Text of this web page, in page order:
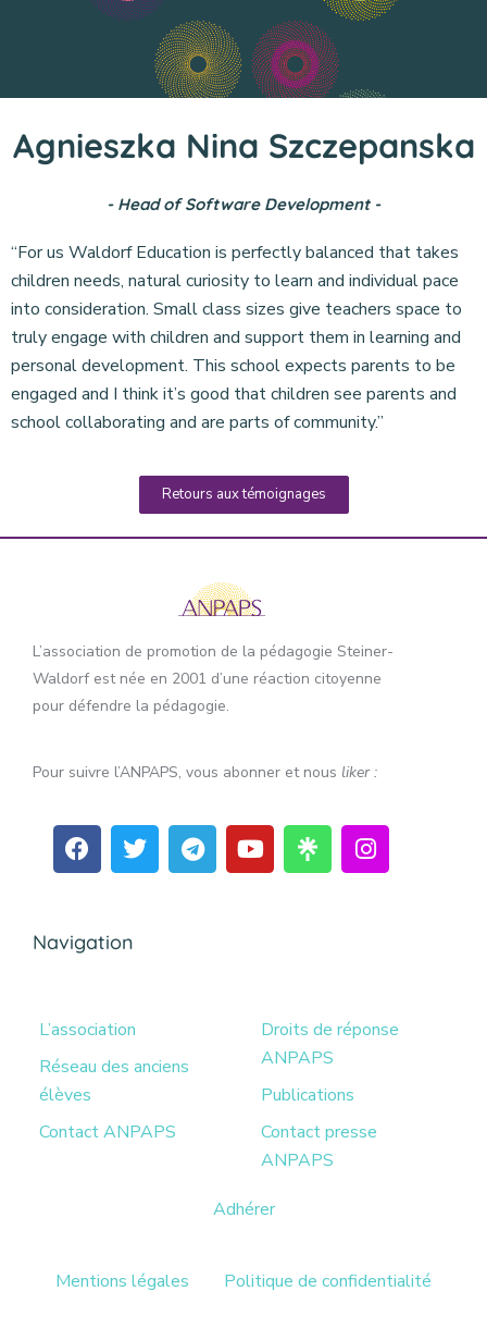
Agnieszka Nina Szczepanska
- Head of Software Development -
“For us Waldorf Education is perfectly balanced that takes
children needs, natural curiosity to learn and individual pace
into consideration. Small class sizes give teachers space to
truly engage with children and support them in learning and
personal development. This school expects parents to be
engaged and I think it’s good that children see parents and
school collaborating and are parts of community.”
Retours aux témoignages
L’association de promotion de la pédagogie Steiner-
Waldorf est née en 2001 d’une réaction citoyenne
pour défendre la pédagogie.
Pour suivre l’ANPAPS, vous abonner et nous liker :
Navigation
L’association
Réseau des anciens
élèves
Contact ANPAPS
Droits de réponse
ANPAPS
Publications
Contact presse
ANPAPS
Adhérer
Mentions légales Politique de confidentialité